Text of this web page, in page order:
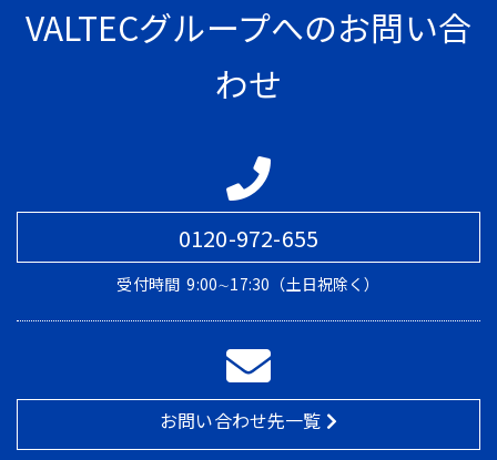
VALTECグループへのお問い合
わせ
0120-972-655
受付時間 9:00∼17:30（土日祝除く）
お問い合わせ先一覧